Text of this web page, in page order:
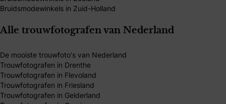
Bruidsmodewinkels in Zuid-Holland
Alle trouwfotografen van Nederland
De mooiste trouwfoto's van Nederland
Trouwfotografen in Drenthe
Trouwfotografen in Flevoland
Trouwfotografen in Friesland
Trouwfotografen in Gelderland